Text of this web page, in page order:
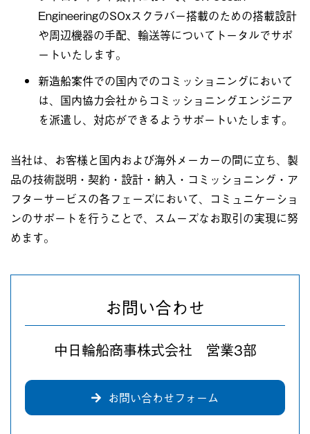
EngineeringのSOxスクラバー搭載のための搭載設計
や周辺機器の手配、輸送等についてトータルでサポ
ートいたします。
新造船案件での国内でのコミッショニングにおいて
は、国内協力会社からコミッショニングエンジニア
を派遣し、対応ができるようサポートいたします。
当社は、お客様と国内および海外メーカーの間に立ち、製
品の技術説明・契約・設計・納入・コミッショニング・ア
フターサービスの各フェーズにおいて、コミュニケーショ
ンのサポートを行うことで、スムーズなお取引の実現に努
めます。
お問い合わせ
中日輪船商事株式会社 営業3部
お問い合わせフォーム